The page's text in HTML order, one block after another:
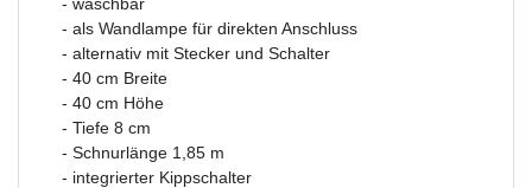
- als Wandlampe für direkten Anschluss
- alternativ mit Stecker und Schalter
- 40 cm Breite
- 40 cm Höhe
- Tiefe 8 cm
- Schnurlänge 1,85 m
- integrierter Kippschalter